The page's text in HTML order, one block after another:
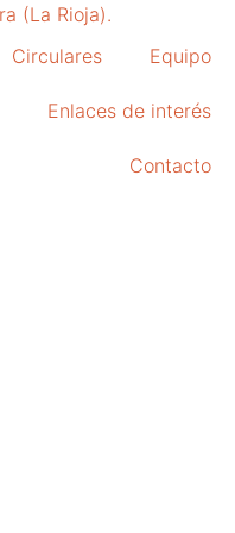
(La Rioja).
Circulares Equipo
Enlaces de interés
Contacto